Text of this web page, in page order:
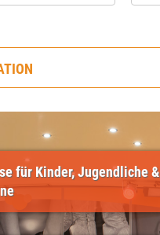
für Kinder, Jugendliche &